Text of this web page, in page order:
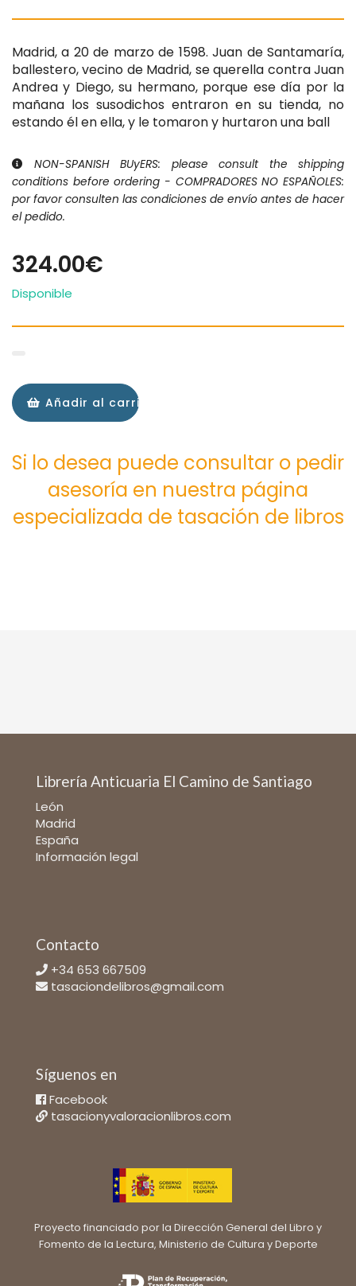
Madrid, a 20 de marzo de 1598. Juan de Santamaría,
ballestero, vecino de Madrid, se querella contra Juan
Andrea y Diego, su hermano, porque ese día por la
mañana los susodichos entraron en su tienda, no
estando él en ella, y le tomaron y hurtaron una ball
NON-SPANISH BUyERS: please consult the shipping
conditions before ordering - COMPRADORES NO ESPAÑOLES:
por favor consulten las condiciones de envío antes de hacer
el pedido.
324.00€
Disponible
Añadir al carrito
Si lo desea puede consultar o pedir
asesoría en nuestra página
especializada de tasación de libros
Librería Anticuaria El Camino de Santiago
León
Madrid
España
Información legal
Contacto
+34 653 667509
tasaciondelibros@gmail.com
Síguenos en
Facebook
tasacionyvaloracionlibros.com
Proyecto financiado por la Dirección General del Libro y
Fomento de la Lectura, Ministerio de Cultura y Deporte